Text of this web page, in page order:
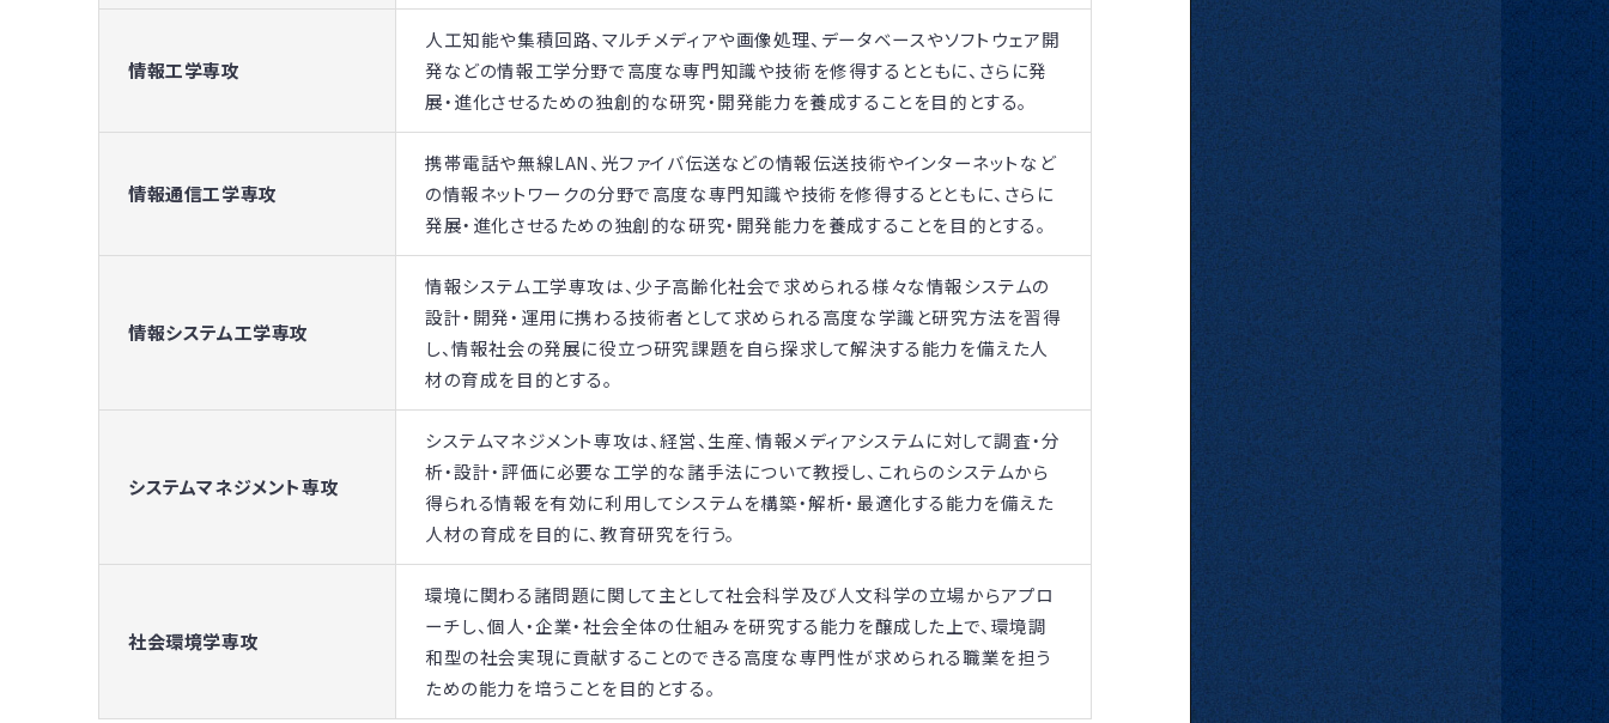
情報工学専攻
人工知能や集積回路、マルチメディアや画像処理、データベースやソフトウェア開
発などの情報工学分野で高度な専門知識や技術を修得するとともに、さらに発
展・進化させるための独創的な研究・開発能力を養成することを目的とする。
情報通信工学専攻
携帯電話や無線LAN、光ファイバ伝送などの情報伝送技術やインターネットなど
の情報ネットワークの分野で高度な専門知識や技術を修得するとともに、さらに
発展・進化させるための独創的な研究・開発能力を養成することを目的とする。
情報システム工学専攻
情報システム工学専攻は、少子高齢化社会で求められる様々な情報システムの
設計・開発・運用に携わる技術者として求められる高度な学識と研究方法を習得
し、情報社会の発展に役立つ研究課題を自ら探求して解決する能力を備えた人
材の育成を目的とする。
システムマネジメント専攻
システムマネジメント専攻は、経営、生産、情報メディアシステムに対して調査・分
析・設計・評価に必要な工学的な諸手法について教授し、これらのシステムから
得られる情報を有効に利用してシステムを構築・解析・最適化する能力を備えた
人材の育成を目的に、教育研究を行う。
社会環境学専攻
環境に関わる諸問題に関して主として社会科学及び人文科学の立場からアプロ
ーチし、個人・企業・社会全体の仕組みを研究する能力を醸成した上で、環境調
和型の社会実現に貢献することのできる高度な専門性が求められる職業を担う
ための能力を培うことを目的とする。